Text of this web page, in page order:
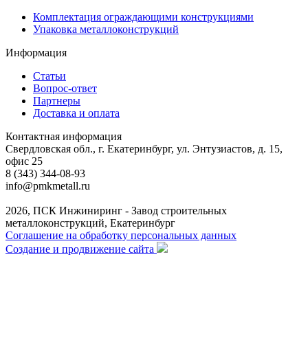
Комплектация ограждающими конструкциями
Упаковка металлоконструкций
Информация
Статьи
Вопрос-ответ
Партнеры
Доставка и оплата
Контактная информация
Свердловская обл., г. Екатеринбург, ул. Энтузиастов, д. 15,
офис 25
8 (343) 344-08-93
info@pmkmetall.ru
2026, ПСК Инжиниринг - Завод строительных
металлоконструкций, Екатеринбург
Соглашение на обработку персональных данных
Создание и продвижение сайта